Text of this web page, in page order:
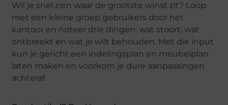
Wil je snel zien waar de grootste winst zit? Loop
met een kleine groep gebruikers door het
kantoor en noteer drie dingen: wat stoort, wat
ontbreekt en wat je wilt behouden. Met die input
kun je gericht een indelingsplan en meubelplan
laten maken en voorkom je dure aanpassingen
achteraf.